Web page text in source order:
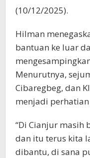
(10/12/2025).
Hilman
bantuan ke luar
Menurutnya,
Cibaregbeg, dan
menjadi perhatian
“Di Cianjur masih
dan itu terus kita
dibantu, di sana